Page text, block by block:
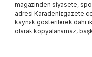
magazinden siyasete,
adresi
kaynak gösterilerek dahi
olarak kopyalanamaz,